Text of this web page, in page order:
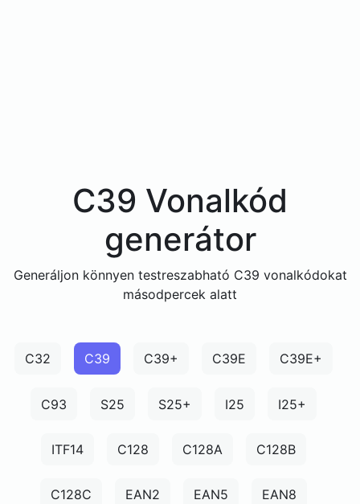
C39 Vonalkód
generátor
Generáljon könnyen testreszabható C39 vonalkódokat
másodpercek alatt
C32 C39 C39+ C39E C39E+
C93 S25 S25+ I25 I25+
ITF14 C128 C128A C128B
C128C EAN2 EAN5 EAN8